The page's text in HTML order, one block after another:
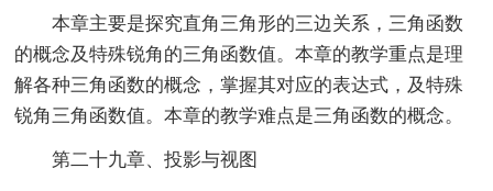
本章主要是探究直角三角形的三边关系，三角函数
的概念及特殊锐角的三角函数值。本章的教学重点是理
解各种三角函数的概念，掌握其对应的表达式，及特殊
锐角三角函数值。本章的教学难点是三角函数的概念。
第二十九章、投影与视图